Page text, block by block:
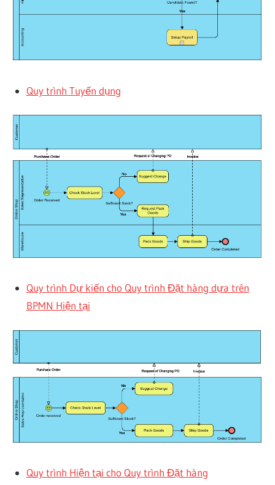
Quy trình Tuyển dụng
Quy trình Dự kiến cho Quy trình Đặt hàng dựa trên
BPMN Hiện tại
Quy trình Hiện tại cho Quy trình Đặt hàng